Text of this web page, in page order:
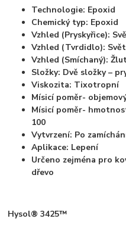
Technologie: Epoxid
Chemický typ: Epoxid
Vzhled (Pryskyřice):
Vzhled (Tvrdidlo):
Vzhled (Smíchaný):
Složky: Dvě složky –
Viskozita: Tixotropní
Mísicí poměr-
Mísicí poměr-
100
Vytvrzení: Po
Aplikace: Lepení
Určeno zejména pro
dřevo
Hysol® 3425™